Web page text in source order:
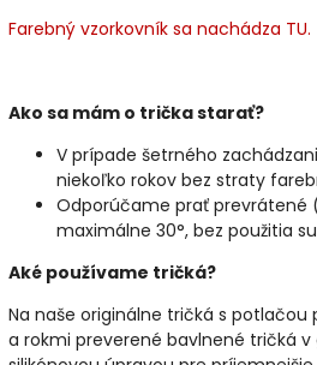
Farebný vzorkovník sa nachádza TU.
Ako sa mám o trička starať?
V prípade šetrného
niekoľko rokov bez straty
Odporúčame prať
maximálne 30°, bez použitia
Aké používame tričká?
Na naše originálne tričká s potlačou
a rokmi preverené bavlnené tričká v